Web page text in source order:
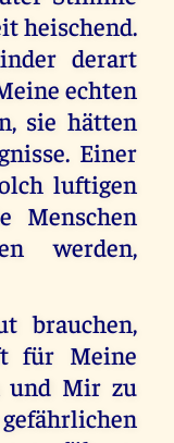
heischend.
derart
echten
sie hätten
Einer
luftigen
Menschen
werden,
brauchen,
für Meine
und Mir zu